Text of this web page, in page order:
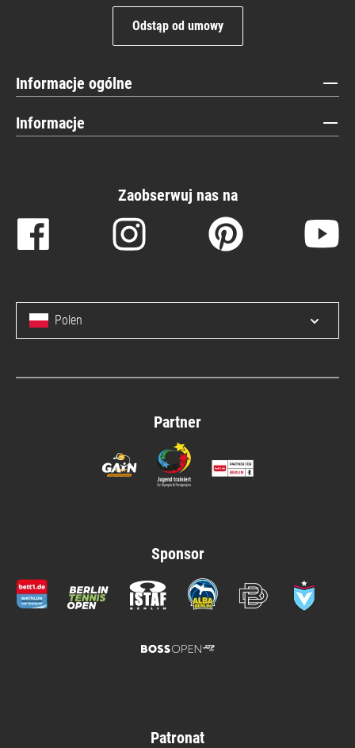
Odstąp od umowy
Informacje ogólne
Informacje
Zaobserwuj nas na
Polen
Partner
Sponsor
Patronat